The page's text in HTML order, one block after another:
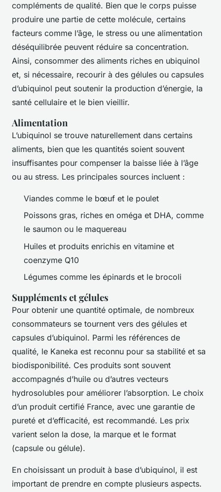
compléments de qualité. Bien que le corps puisse
produire une partie de cette molécule, certains
facteurs comme l’âge, le stress ou une alimentation
déséquilibrée peuvent réduire sa concentration.
Ainsi, consommer des aliments riches en ubiquinol
et, si nécessaire, recourir à des gélules ou capsules
d’ubiquinol peut soutenir la production d’énergie, la
santé cellulaire et le bien vieillir.
Alimentation
L’ubiquinol se trouve naturellement dans certains
aliments, bien que les quantités soient souvent
insuffisantes pour compenser la baisse liée à l’âge
ou au stress. Les principales sources incluent :
Viandes comme le bœuf et le poulet
Poissons gras, riches en oméga et DHA, comme
le saumon ou le maquereau
Huiles et produits enrichis en vitamine et
coenzyme Q10
Légumes comme les épinards et le brocoli
Suppléments et gélules
Pour obtenir une quantité optimale, de nombreux
consommateurs se tournent vers des gélules et
capsules d’ubiquinol. Parmi les références de
qualité, le Kaneka est reconnu pour sa stabilité et sa
biodisponibilité. Ces produits sont souvent
accompagnés d’huile ou d’autres vecteurs
hydrosolubles pour améliorer l’absorption. Le choix
d’un produit certifié France, avec une garantie de
pureté et d’efficacité, est recommandé. Les prix
varient selon la dose, la marque et le format
(capsule ou gélule).
En choisissant un produit à base d’ubiquinol, il est
important de prendre en compte plusieurs aspects.